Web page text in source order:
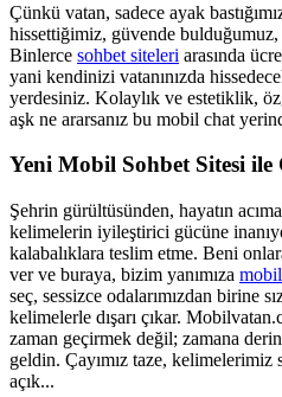
Çünkü vatan, sadece ayak
hissettiğimiz, güvende bulduğumuz,
Binlerce sohbet siteleri arasında
yani kendinizi vatanınızda
yerdesiniz. Kolaylık ve estetiklik,
aşk ne ararsanız bu mobil chat
Yeni Mobil Sohbet Sitesi
Şehrin gürültüsünden, hayatın
kelimelerin iyileştirici gücüne
kalabalıklara teslim etme. Beni
ver ve buraya, bizim yanımıza
seç, sessizce odalarımızdan birine
kelimelerle dışarı çıkar.
zaman geçirmek değil; zamana
geldin. Çayımız taze, kelimelerimiz
açık...